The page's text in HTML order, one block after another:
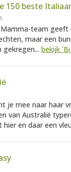
150 beste
team geeft
maar een
bekijk
je mee naar haar
van Australië
en daar een